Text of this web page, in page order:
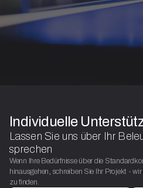
Individuelle
Lassen Sie uns über Ihr
sprechen
Wenn Ihre Bedürfnisse über die
hinausgehen, schreiben Sie Ihr Projekt -
zu finden.